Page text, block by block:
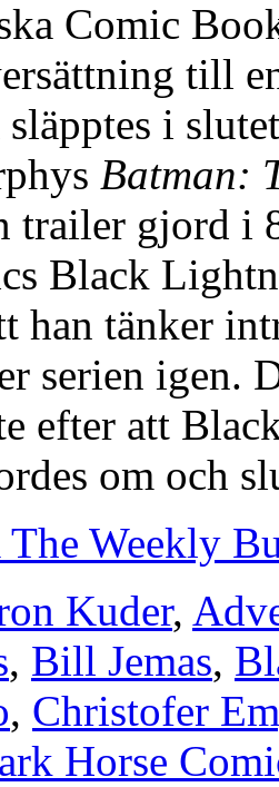
Comic
till
släpptes i
Batman:
trailer gjord i
Black
han tänker
serien igen.
efter att
om och
The Weekly
Kuder,
, Bill Jemas,
, Christofer
Horse